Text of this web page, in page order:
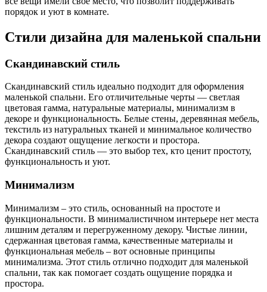
порядок и уют в комнате.
Стили дизайна для маленькой спальни
Скандинавский стиль
Скандинавский стиль идеально подходит для оформления
маленькой спальни. Его отличительные черты — светлая
цветовая гамма, натуральные материалы, минимализм в
декоре и функциональность. Белые стены, деревянная мебель,
текстиль из натуральных тканей и минимальное количество
декора создают ощущение легкости и простора.
Скандинавский стиль — это выбор тех, кто ценит простоту,
функциональность и уют.
Минимализм
Минимализм – это стиль, основанный на простоте и
функциональности. В минималистичном интерьере нет места
лишним деталям и перегруженному декору. Чистые линии,
сдержанная цветовая гамма, качественные материалы и
функциональная мебель – вот основные принципы
минимализма. Этот стиль отлично подходит для маленькой
спальни, так как помогает создать ощущение порядка и
простора.